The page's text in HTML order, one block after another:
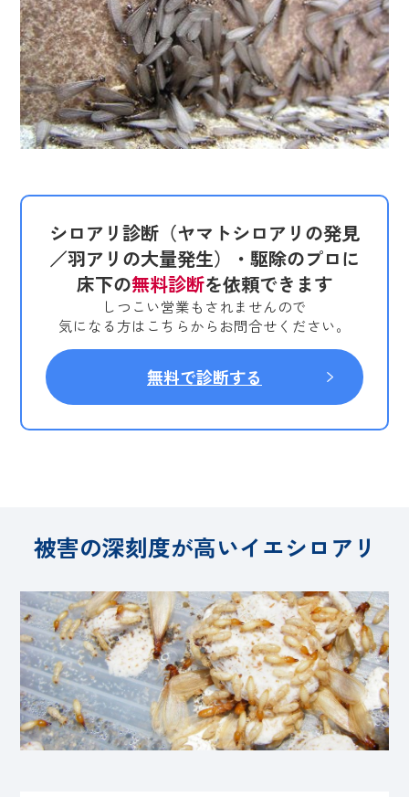
シロアリ診断（ヤマトシロアリの発見
／羽アリの大量発生）・駆除のプロに
床下の無料診断を依頼できます
しつこい営業もされませんので
気になる方はこちらからお問合せください。
無料で診断する
被害の深刻度が高いイエシロアリ